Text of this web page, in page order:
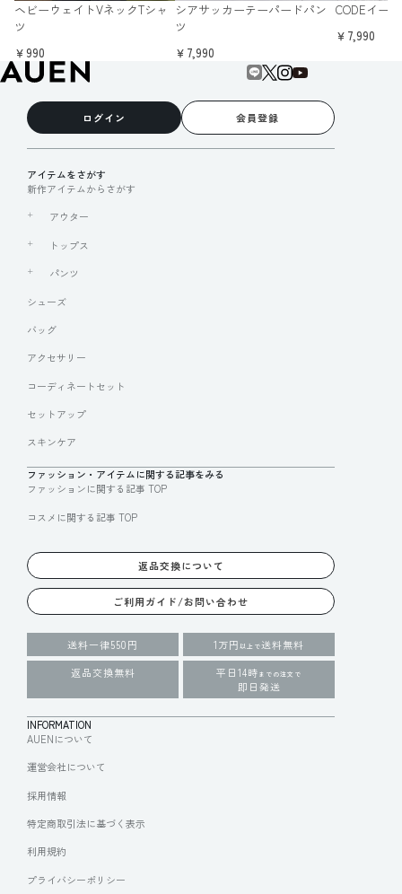
ヘビーウェイトVネックTシャ
ツ
￥990
シアサッカーテーパードパン
ツ
￥7,990
CODEイー
￥7,990
ログイン 会員登録
アイテムをさがす
新作アイテムからさがす
アウター
トップス
パンツ
シューズ
バッグ
アクセサリー
コーディネートセット
セットアップ
スキンケア
ファッション・アイテムに関する記事をみる
ファッションに関する記事 TOP
コスメに関する記事 TOP
返品交換について
ご利用ガイド/お問い合わせ
送料一律550円 1万円 以上で送料無料
返品交換無料
平日14時 までの注文で
即日発送
INFORMATION
AUENについて
運営会社について
採用情報
特定商取引法に基づく表示
利用規約
プライバシーポリシー